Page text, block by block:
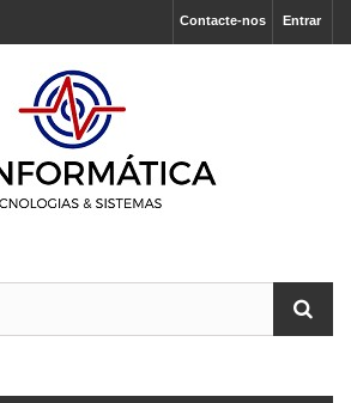
Entrar
Contacte-nos